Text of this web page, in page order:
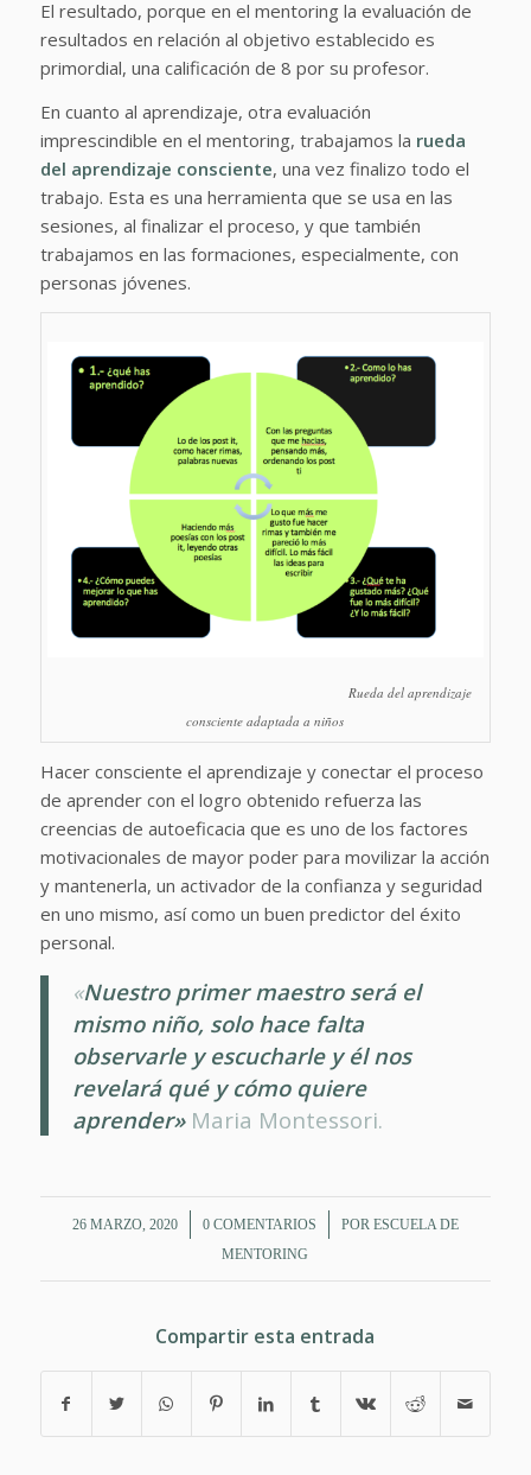
El resultado, porque en el mentoring la evaluación de
resultados en relación al objetivo establecido es
primordial, una calificación de 8 por su profesor.
En cuanto al aprendizaje, otra evaluación
imprescindible en el mentoring, trabajamos la rueda
del aprendizaje consciente, una vez finalizo todo el
trabajo. Esta es una herramienta que se usa en las
sesiones, al finalizar el proceso, y que también
trabajamos en las formaciones, especialmente, con
personas jóvenes.
Rueda del aprendizaje
consciente adaptada a niños
Hacer consciente el aprendizaje y conectar el proceso
de aprender con el logro obtenido refuerza las
creencias de autoeficacia que es uno de los factores
motivacionales de mayor poder para movilizar la acción
y mantenerla, un activador de la confianza y seguridad
en uno mismo, así como un buen predictor del éxito
personal.
«Nuestro primer maestro será el
mismo niño, solo hace falta
observarle y escucharle y él nos
revelará qué y cómo quiere
aprender»Maria Montessori.
26 MARZO, 2020
/ 0 COMENTARIOS
/ POR ESCUELA DE
MENTORING
Compartir esta entrada